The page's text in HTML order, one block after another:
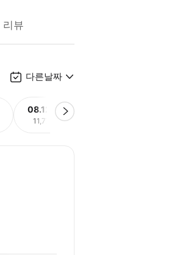
리뷰
다른날짜
08.12(수)
11,778원